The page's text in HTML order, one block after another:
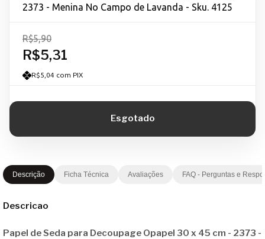
2373 - Menina No Campo de Lavanda - Sku. 4125
R$5,31
R$5,90
R$5,04 com PIX
Descrição Ficha Técnica Avaliações FAQ - Perguntas e
Descricao
Papel de Seda para Decoupage Opapel 30 x 45 cm - 2373 -